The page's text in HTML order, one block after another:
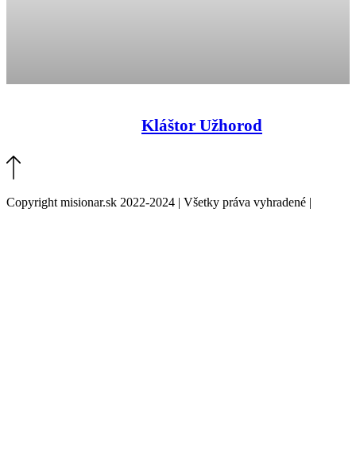
Kláštor Užhorod
Copyright misionar.sk 2022-2024 | Všetky práva vyhradené |